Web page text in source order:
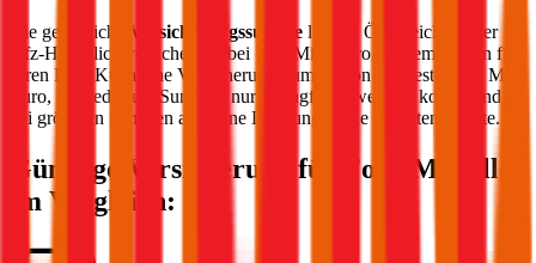
Die gesetzliche Versicherungssumme liegt in Österreich bei der
Kfz-Haftpflichtversicherung bei 7,79 Mio. Euro. Wir empfehlen für
Ihren Ford Kuga eine Versicherungssumme von mindestens 20 Mio.
Euro, da niedrigere Summen nur geringfügig weniger kosten und
bei größeren Schäden aber eine Deckungslücke auftreten könnte.
Günstige Versicherung für Ford
Modelle
im Vergleich: